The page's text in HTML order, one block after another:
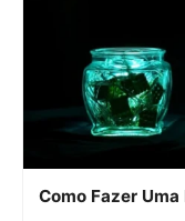
Como Fazer